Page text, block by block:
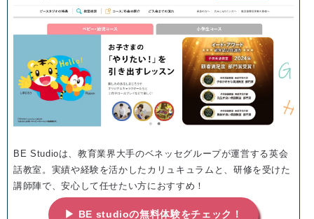
BE Studioは、教育業界大手のベネッセグループが運営する英会
話教室。実績や経験を活かしたカリュキュラムと、研修を受けた
講師陣で、安心して任せたい方におすすめ！
▶ BE studioの無料体験をチェック！